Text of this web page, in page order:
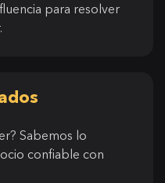
para resolver
Sabemos lo
confiable con